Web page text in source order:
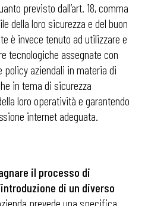
previsto dall’art. 18, comma
della loro sicurezza e del buon
è invece tenuto ad utilizzare e
tecnologiche assegnate con
policy aziendali in materia di
in tema di sicurezza
loro operatività e garantendo
internet adeguata.
il processo di
di un diverso
prevede una specifica